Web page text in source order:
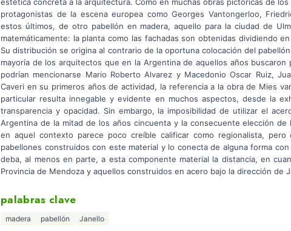
estética concreta a la arquitectura. Como en muchas obras pictóricas de
protagonistas de la escena europea como Georges Vantongerloo,
estos últimos, de otro pabellón en madera, aquello para la ciudad de
matemáticamente: la planta como las fachadas son obtenidas dividiendo
Su distribución se origina al contrario de la oportuna colocación del
mayoría de los arquitectos que en la Argentina de aquellos años
podrían mencionarse Mario Roberto Alvarez y Macedonio Oscar Ruiz,
Caveri en su primeros años de actividad, la referencia a la obra de Mies
particular resulta innegable y evidente en muchos aspectos, desde la
transparencia y opacidad. Sin embargo, la imposibilidad de utilizar el
Argentina de la mitad de los años cincuenta y la consecuente elección
en aquel contexto parece poco creíble calificar como regionalista,
pabellones construidos con este material y lo conecta de alguna forma
deba, al menos en parte, a esta componente material la distancia, en
Provincia de Mendoza y aquellos construidos en acero bajo la dirección de
palabras clave
madera pabellón Janello